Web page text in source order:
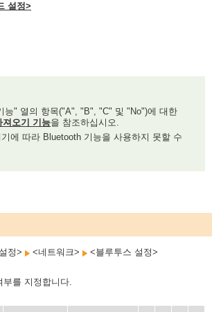
설정>
능" 열의 항목("A", "B", "C" 및 "No")에 대한
져오기 기능을 참조하십시오.
에 따라 Bluetooth 기능을 사용하지 못할 수
정> <네트워크> <블루투스 설정>
부를 지정합니다.